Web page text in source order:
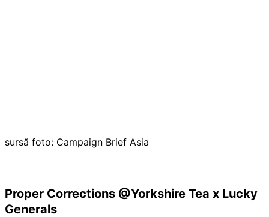
sursă foto: Campaign Brief Asia
Proper Corrections @Yorkshire Tea x Lucky
Generals